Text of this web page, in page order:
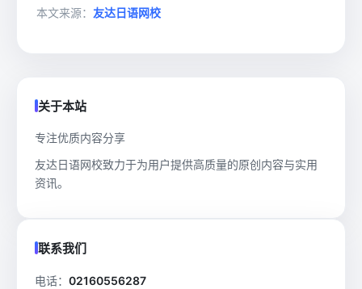
本文来源： 友达日语网校
关于本站
专注优质内容分享
友达日语网校致力于为用户提供高质量的原创内容与实用
资讯。
联系我们
电话： 02160556287